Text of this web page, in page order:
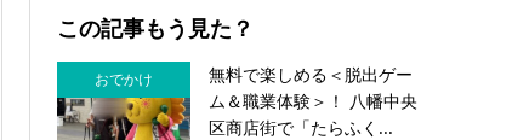
この記事もう見た？
おでかけ
無料で楽しめる＜脱出ゲー
ム＆職業体験＞！ 八幡中央
区商店街で「たらふく...